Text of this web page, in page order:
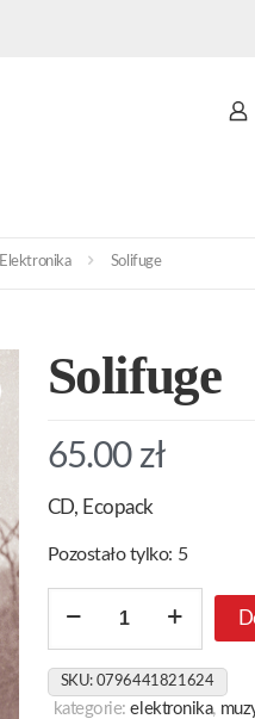
Elektronika Solifuge
Solifuge
65.00 zł
CD, Ecopack
Pozostało tylko: 5
SKU: 0796441821624
kategorie:elektronika,